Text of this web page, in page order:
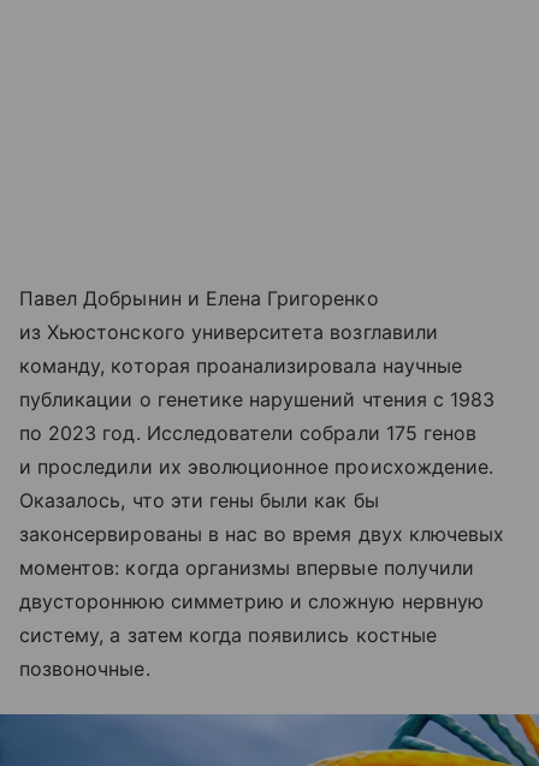
Павел Добрынин и Елена Григоренко
из Хьюстонского университета возглавили
команду, которая проанализировала научные
публикации о генетике нарушений чтения с 1983
по 2023 год. Исследователи собрали 175 генов
и проследили их эволюционное происхождение.
Оказалось, что эти гены были как бы
законсервированы в нас во время двух ключевых
моментов: когда организмы впервые получили
двустороннюю симметрию и сложную нервную
систему, а затем когда появились костные
позвоночные.